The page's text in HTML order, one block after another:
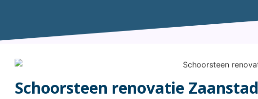
Schoorsteen renovatie Zaanstad